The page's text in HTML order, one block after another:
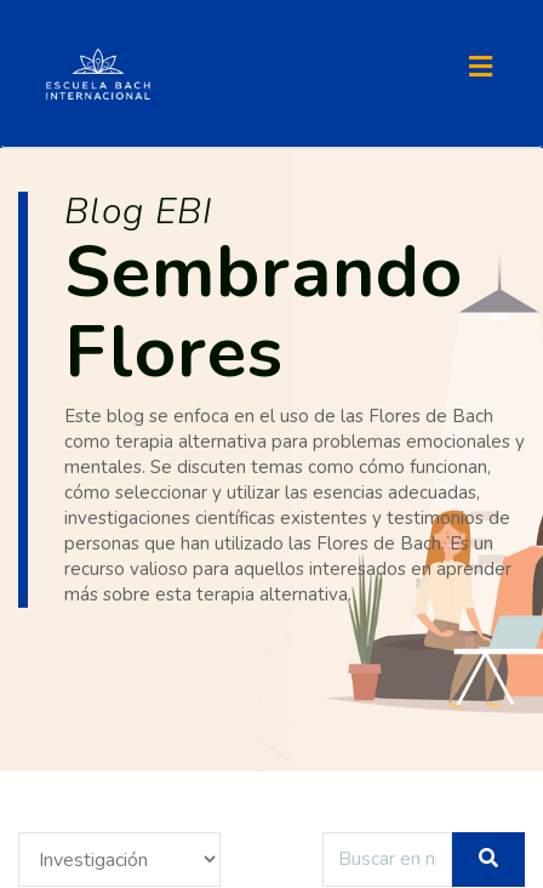
Blog EBI
Sembrando
Flores
Este blog se enfoca en el uso de las Flores de Bach
como terapia alternativa para problemas emocionales y
mentales. Se discuten temas como cómo funcionan,
cómo seleccionar y utilizar las esencias adecuadas,
investigaciones científicas existentes y testimonios de
personas que han utilizado las Flores de Bach. Es un
recurso valioso para aquellos interesados en aprender
más sobre esta terapia alternativa.